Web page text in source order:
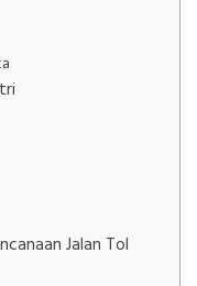
Jalan Tol